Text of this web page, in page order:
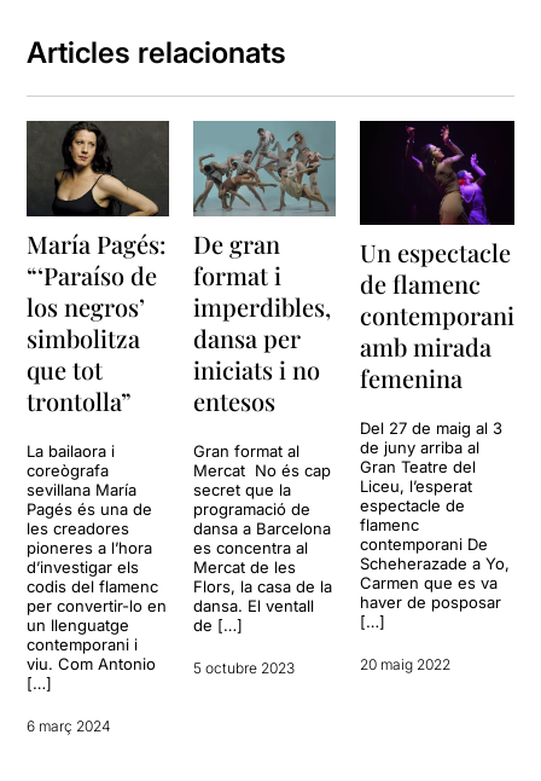
Articles relacionats
María Pagés:
“‘Paraíso de
los negros’
simbolitza
que tot
trontolla”
La bailaora i
coreògrafa
sevillana María
Pagés és una de
les creadores
pioneres a l’hora
d’investigar els
codis del flamenc
per convertir-lo en
un llenguatge
contemporani i
viu. Com Antonio
[…]
6 març 2024
De gran
format i
imperdibles,
dansa per
iniciats i no
entesos
Gran format al
Mercat No és cap
secret que la
programació de
dansa a Barcelona
es concentra al
Mercat de les
Flors, la casa de la
dansa. El ventall
de […]
5 octubre 2023
Un espectacle
de flamenc
contemporani
amb mirada
femenina
Del 27 de maig al 3
de juny arriba al
Gran Teatre del
Liceu, l’esperat
espectacle de
flamenc
contemporani De
Scheherazade a Yo,
Carmen que es va
haver de posposar
[…]
20 maig 2022